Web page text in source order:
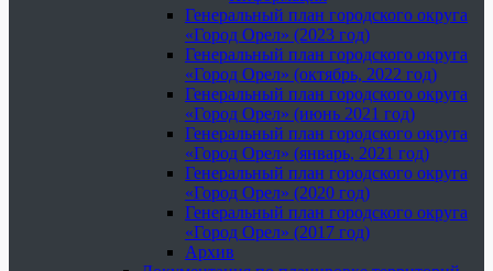
Генеральный план городского округа
«Город Орел» (2023 год)
Генеральный план городского округа
«Город Орел» (октябрь, 2022 год)
Генеральный план городского округа
«Город Орел» (июнь 2021 год)
Генеральный план городского округа
«Город Орел» (январь, 2021 год)
Генеральный план городского округа
«Город Орел» (2020 год)
Генеральный план городского округа
«Город Орел» (2017 год)
Архив